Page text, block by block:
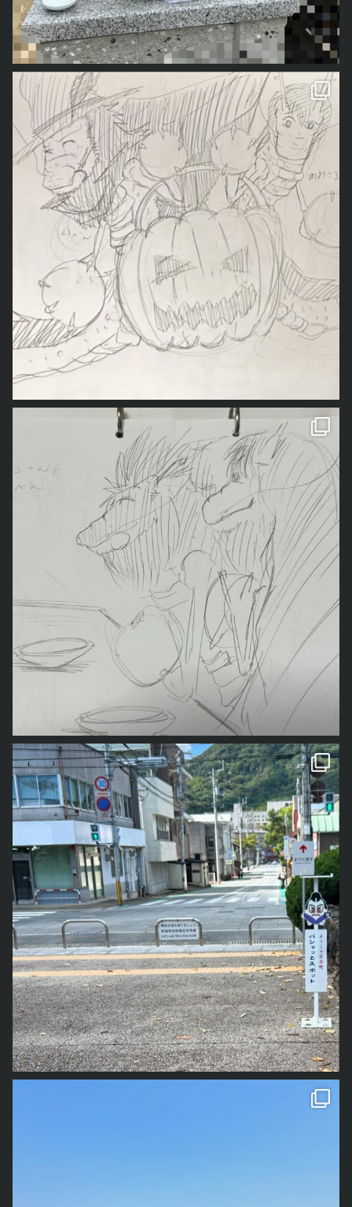
なので、いくつかハロウィンイベントに参加してきました
くろべぇ
がハロウィンの
「龍ちゃんが
一番上の「奥の院」までは1300段以上の階段